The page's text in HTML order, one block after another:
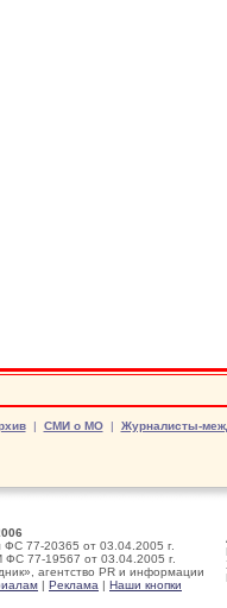
| СМИ о МО| Журналисты-
ФС 77-20365 от 03.04.2005 г.
ФС 77-19567 от 03.04.2005 г.
агентство PR и информации
| Реклама | Наши кнопки